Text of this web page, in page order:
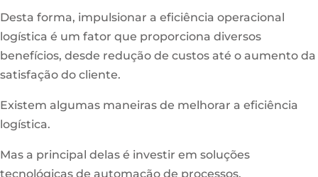
Desta forma, impulsionar a eficiência operacional
logística é um fator que proporciona diversos
benefícios, desde redução de custos até o aumento da
satisfação do cliente.
Existem algumas maneiras de melhorar a eficiência
logística.
Mas a principal delas é investir em soluções
tecnológicas de automação de processos.